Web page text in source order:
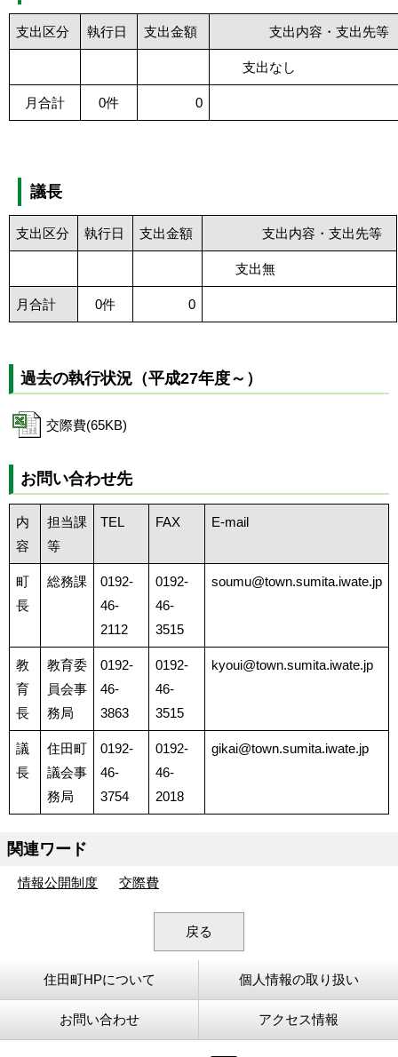
支出区分 執行日 支出金額 支出内容・支出先等
支出なし
月合計 0件 0
議長
支出区分 執行日 支出金額 支出内容・支出先等
支出無
月合計 0件 0
過去の執行状況（平成27年度～）
交際費(65KB)
お問い合わせ先
内
容
担当課
等
TEL FAX E-mail
町
長
総務課
0192-
46-
2112
0192-
46-
3515
soumu@town.sumita.iwate.jp
教
育
長
教育委
員会事
務局
0192-
46-
3863
0192-
46-
3515
kyoui@town.sumita.iwate.jp
議
長
住田町
議会事
務局
0192-
46-
3754
0192-
46-
2018
gikai@town.sumita.iwate.jp
関連ワード
情報公開制度 交際費
戻る
住田町HPについて 個人情報の取り扱い
お問い合わせ アクセス情報